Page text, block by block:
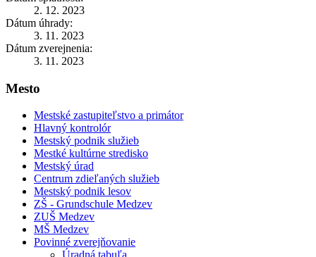
2. 12. 2023
Dátum úhrady:
3. 11. 2023
Dátum zverejnenia:
3. 11. 2023
Mesto
Mestské zastupiteľstvo a primátor
Hlavný kontrolór
Mestský podnik služieb
Mestké kultúrne stredisko
Mestský úrad
Centrum zdieľaných služieb
Mestský podnik lesov
ZŠ - Grundschule Medzev
ZUŠ Medzev
MŠ Medzev
Povinné zverejňovanie